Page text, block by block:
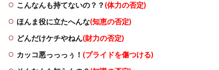
こんなんも持てないの？？ (体力の否定)
ほんま役に立たへんな(知恵の否定)
どんだけケチやねん(財力の否定)
カッコ悪っっっぅ！ (プライドを傷つける)